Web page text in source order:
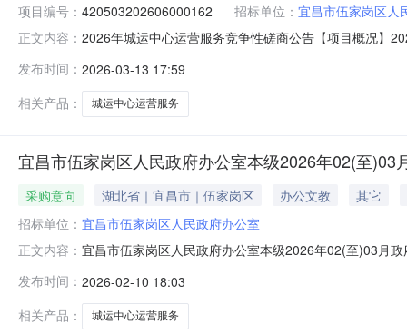
项目编号： 420503202606000162 招标单位： 宜昌市伍家岗区人
正文内容： 2026年城运中心运营服务竞争性磋商公告【项目概况】
件。一、项目基本情况1、项目编号：
发布时间： 2026-03-13 17:59
相关产品：
城运中心运营服务
宜昌市伍家岗区人民政府办公室本级2026年02(至)03
采购意向 湖北省｜宜昌市｜伍家岗区 办公文教
其它
招标单位： 宜昌市伍家岗区人民政府办公室
正文内容： 宜昌市伍家岗区人民政府办公室本级2026年02(至)03月
月）备注12026年城运中心运营服务采购内容:600000采
发布时间： 2026-02-10 18:03
相关产品：
城运中心运营服务